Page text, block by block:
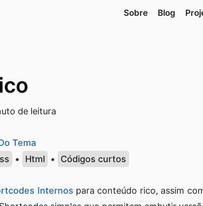
Sobre Blog
de leitura
Tema
• Html • Códigos curtos
Internos para conteúdo rico, assim